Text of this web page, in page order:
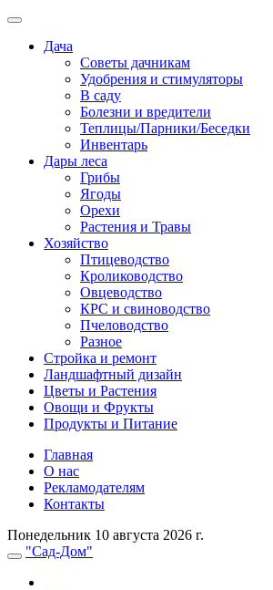
Дача
Советы дачникам
Удобрения и стимуляторы
В саду
Болезни и вредители
Теплицы/Парники/Беседки
Инвентарь
Дары леса
Грибы
Ягоды
Орехи
Растения и Травы
Хозяйство
Птицеводство
Кролиководство
Овцеводство
КРС и свиноводство
Пчеловодство
Разное
Стройка и ремонт
Ландшафтный дизайн
Цветы и Растения
Овощи и Фрукты
Продукты и Питание
Главная
О нас
Рекламодателям
Контакты
Понедельник 10 августа 2026 г.
"Сад-Дом"